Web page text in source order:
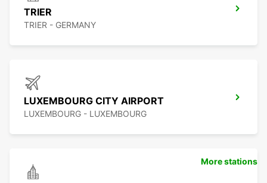
TRIER
TRIER - GERMANY
LUXEMBOURG CITY AIRPORT
LUXEMBOURG - LUXEMBOURG
More stations